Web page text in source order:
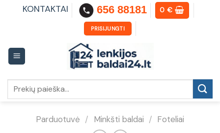
KONTAKTAI 656 88181 0€
PRISIJUNGTI
Parduotuvė / Minkšti baldai / Foteliai